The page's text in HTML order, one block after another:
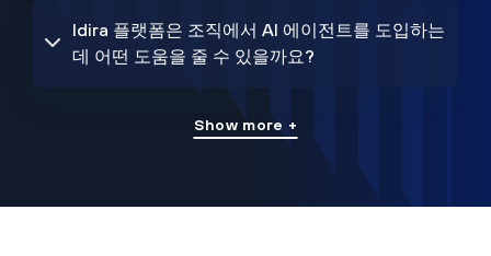
Idira 플랫폼은 조직에서 AI 에이전트를 도입하는
데 어떤 도움을 줄 수 있을까요?
Show more +